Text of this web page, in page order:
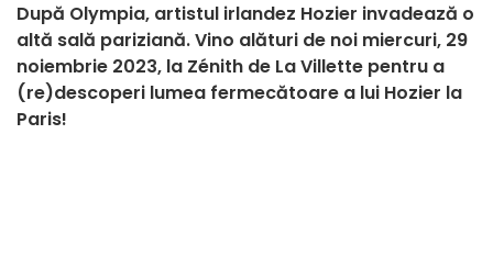
După Olympia, artistul irlandez Hozier invadează o
altă sală pariziană. Vino alături de noi miercuri, 29
noiembrie 2023, la Zénith de La Villette pentru a
(re)descoperi lumea fermecătoare a lui Hozier la
Paris!